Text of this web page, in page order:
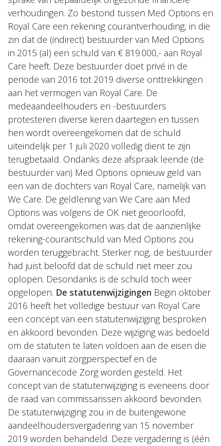
verhoudingen. Zo bestond tussen Med Options en
Royal Care een rekening courantverhouding, in die
zin dat de (indirect) bestuurder van Med Options
in 2015 (al) een schuld van € 819.000,- aan Royal
Care heeft. Deze bestuurder doet privé in de
periode van 2016 tot 2019 diverse onttrekkingen
aan het vermogen van Royal Care. De
medeaandeelhouders en -bestuurders
protesteren diverse keren daartegen en tussen
hen wordt overeengekomen dat de schuld
uiteindelijk per 1 juli 2020 volledig dient te zijn
terugbetaald. Ondanks deze afspraak leende (de
bestuurder van) Med Options opnieuw geld van
een van de dochters van Royal Care, namelijk van
We Care. De geldlening van We Care aan Med
Options was volgens de OK niet geoorloofd,
omdat overeengekomen was dat de aanzienlijke
rekening-courantschuld van Med Options zou
worden teruggebracht. Sterker nog, de bestuurder
had juist beloofd dat de schuld niet meer zou
oplopen. Desondanks is de schuld toch weer
opgelopen. De statutenwijzigingen Begin oktober
2016 heeft het volledige bestuur van Royal Care
een concept van een statutenwijziging besproken
en akkoord bevonden. Deze wijziging was bedoeld
om de statuten te laten voldoen aan de eisen die
daaraan vanuit zorgperspectief en de
Governancecode Zorg worden gesteld. Het
concept van de statutenwijziging is eveneens door
de raad van commissarissen akkoord bevonden.
De statutenwijziging zou in de buitengewone
aandeelhoudersvergadering van 15 november
2019 worden behandeld. Deze vergadering is (één